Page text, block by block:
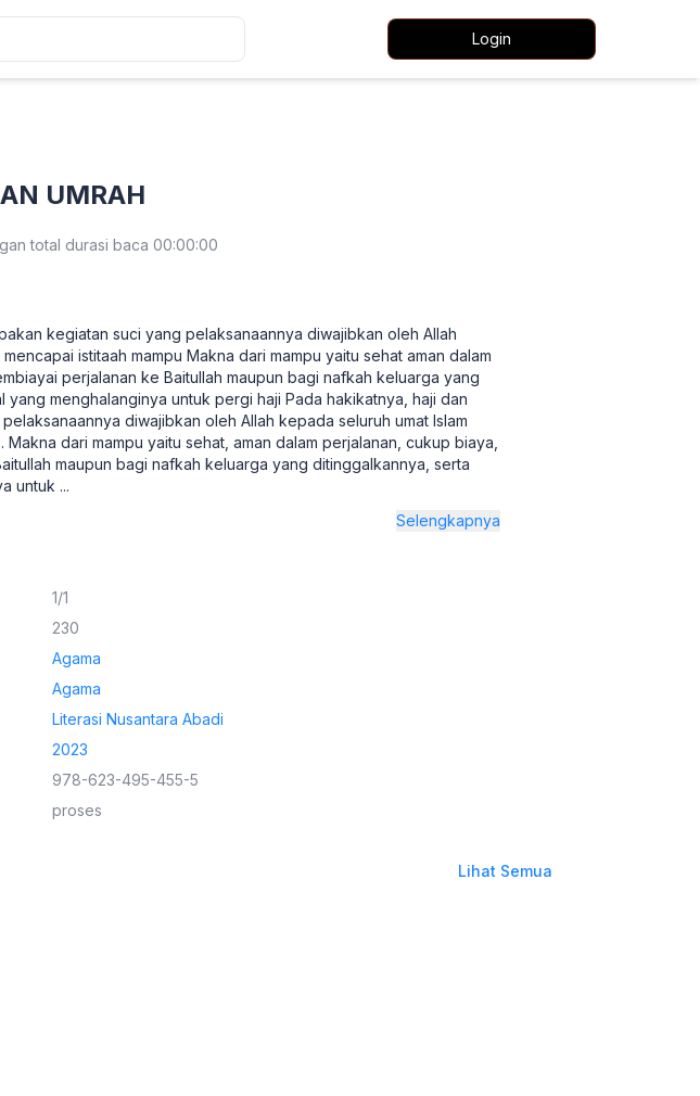
Login
UMRAH
total durasi baca 00:00:00
kegiatan suci yang pelaksanaannya diwajibkan oleh Allah
istitaah mampu Makna dari mampu yaitu sehat aman dalam
perjalanan ke Baitullah maupun bagi nafkah keluarga yang
menghalanginya untuk pergi haji Pada hakikatnya, haji dan
diwajibkan oleh Allah kepada seluruh umat Islam
dari mampu yaitu sehat, aman dalam perjalanan, cukup biaya,
maupun bagi nafkah keluarga yang ditinggalkannya, serta
untuk ...
Selengkapnya
1/1
230
Agama
Agama
Literasi Nusantara Abadi
2023
978-623-495-455-5
proses
Lihat Semua